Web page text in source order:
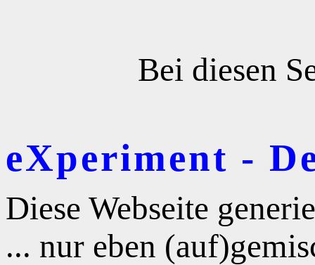
Bei diesen
eXperiment -
Diese Webseite
... nur eben